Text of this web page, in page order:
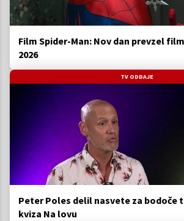
Film Spider-Man: Nov dan prevzel
2026
TV ODDAJE
Peter Poles delil nasvete za bodoče
kviza Na lovu